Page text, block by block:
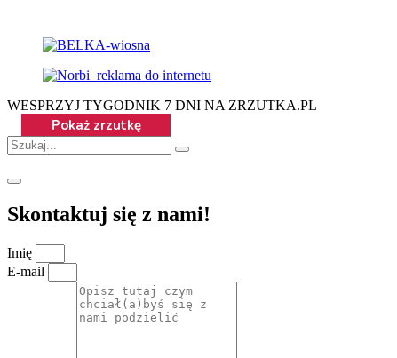
WESPRZYJ TYGODNIK 7 DNI NA ZRZUTKA.PL
Skontaktuj się z nami!
Imię
E-mail